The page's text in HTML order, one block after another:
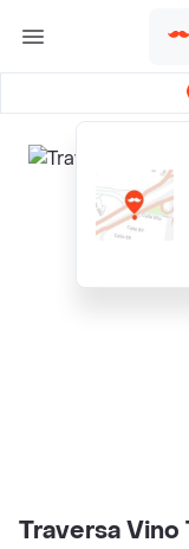
Traversa